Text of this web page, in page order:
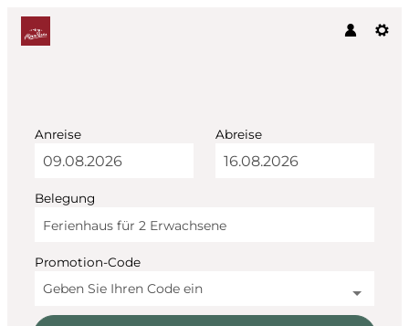
Anreise Abreise
Belegung
Ferienhaus für 2 Erwachsene
Promotion-Code
Geben Sie Ihren Code ein